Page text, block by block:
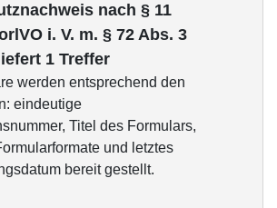
nach § 11
i. V. m. § 72 Abs. 3
1 Treffer
werden entsprechend den
eindeutige
Titel des Formulars,
und letztes
bereit gestellt.